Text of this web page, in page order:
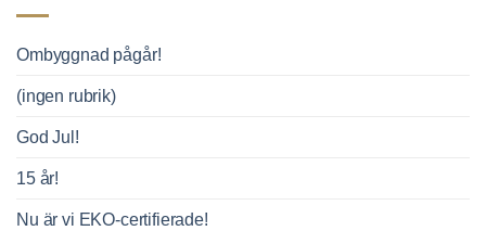
Ombyggnad pågår!
(ingen rubrik)
God Jul!
15 år!
Nu är vi EKO-certifierade!